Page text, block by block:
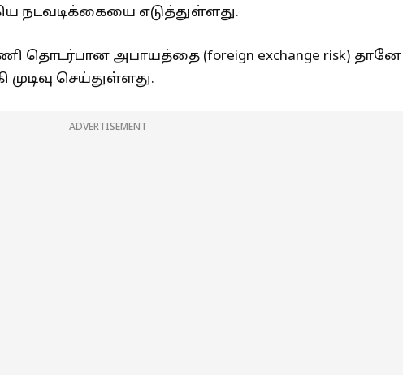
நடவடிக்கையை எடுத்துள்ளது.
தொடர்பான அபாயத்தை (foreign exchange risk) தானே
செய்துள்ளது.
ADVERTISEMENT